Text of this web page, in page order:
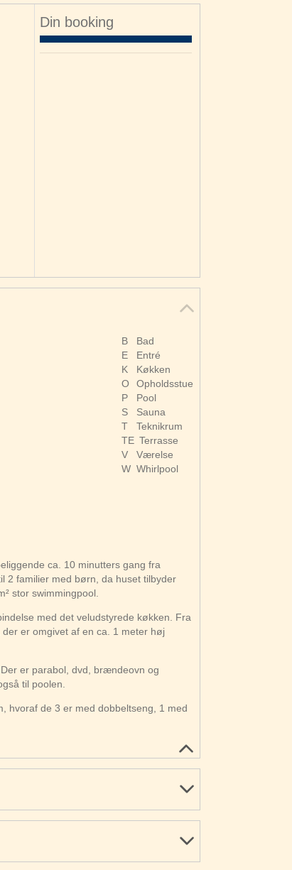
Din booking
B
Bad
E
Entré
K
Køkken
O
Opholdsstue
P
Pool
S
Sauna
T
Teknikrum
TE Terrasse
V
Værelse
W Whirlpool
ca. 10 minutters gang fra
2 familier med børn, da huset tilbyder
stor swimmingpool.
med det veludstyrede køkken. Fra
er omgivet af en ca. 1 meter høj
er parabol, dvd, brændeovn og
til poolen.
hvoraf de 3 er med dobbeltseng, 1 med